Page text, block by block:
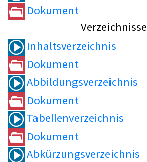
Dokument
Verzeichnisse
Inhaltsverzeichnis
Dokument
Abbildungsverzeichnis
Dokument
Tabellenverzeichnis
Dokument
Abkürzungsverzeichnis